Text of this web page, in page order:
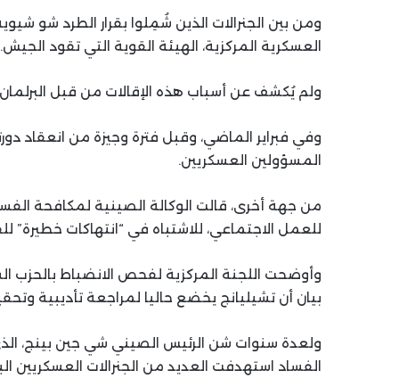
ومن بين الجنرالات الذين شُمِلوا بقرار الطرد شو
العسكرية المركزية، الهيئة القوية التي تقود الجيش.
ولم يُكشف عن أسباب هذه الإقالات من قبل
وفي فبراير الماضي، وقبل فترة وجيزة من انعقاد
المسؤولين العسكريين.
من جهة أخرى، قالت الوكالة الصينية لمكافحة
للعمل الاجتماعي، للاشتباه في “انتهاكات خطيرة”
وأوضحت اللجنة المركزية لفحص الانضباط بالحزب
بيان أن تشيليانج يخضع حاليا لمراجعة تأديبية
ولعدة سنوات شن الرئيس الصيني شي جين بينج،
الفساد استهدفت العديد من الجنرالات العسكريين